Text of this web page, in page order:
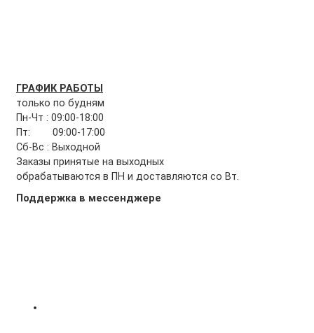
ГРАФИК РАБОТЫ
только по будням
Пн-Чт : 09:00-18:00
Пт: 09:00-17:00
Сб-Вс : Выходной
Заказы принятые на выходных
обрабатываются в ПН и доставляются со Вт.
Поддержка в мессенджере